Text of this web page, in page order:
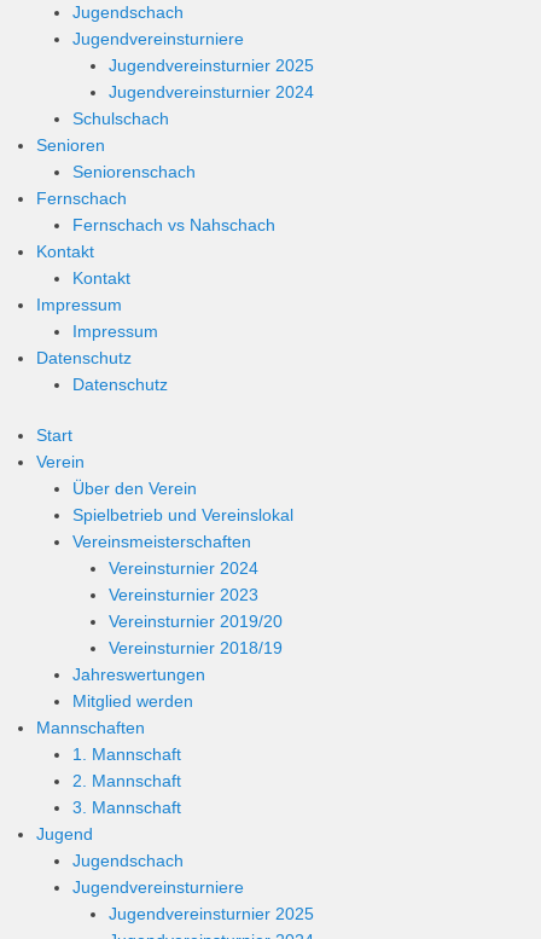
Jugendschach
Jugendvereinsturniere
Jugendvereinsturnier 2025
Jugendvereinsturnier 2024
Schulschach
Senioren
Seniorenschach
Fernschach
Fernschach vs Nahschach
Kontakt
Kontakt
Impressum
Impressum
Datenschutz
Datenschutz
Start
Verein
Über den Verein
Spielbetrieb und Vereinslokal
Vereinsmeisterschaften
Vereinsturnier 2024
Vereinsturnier 2023
Vereinsturnier 2019/20
Vereinsturnier 2018/19
Jahreswertungen
Mitglied werden
Mannschaften
1. Mannschaft
2. Mannschaft
3. Mannschaft
Jugend
Jugendschach
Jugendvereinsturniere
Jugendvereinsturnier 2025